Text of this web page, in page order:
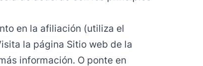
en la afiliación (utiliza el
la página Sitio web de la
información. O ponte en